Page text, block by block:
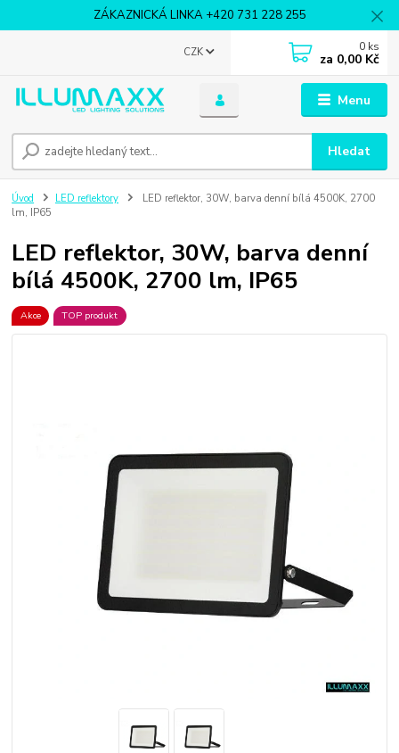
ZÁKAZNICKÁ LINKA +420 731 228 255
Menu
CZK
Hledat
0 ks
za 0,00 Kč
Úvod LED reflektory
LED reflektor, 30W, barva denní bílá 4500K, 2700
lm, IP65
LED reflektor, 30W, barva denní
bílá 4500K, 2700 lm, IP65
Akce TOP produkt